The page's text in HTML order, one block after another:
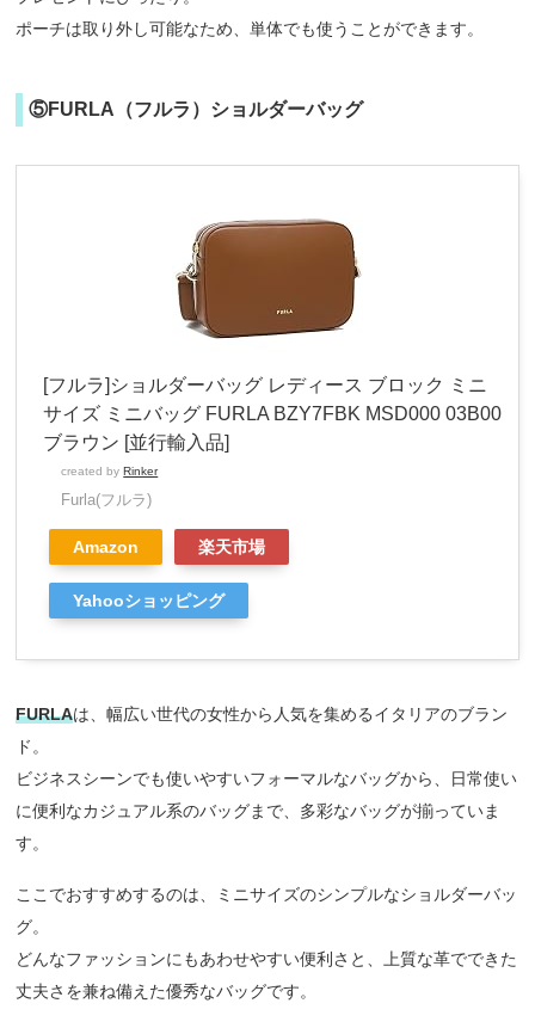
ポーチは取り外し可能なため、単体でも使うことができます。
⑤FURLA（フルラ）ショルダーバッグ
[フルラ]ショルダーバッグ レディース ブロック ミニ
サイズ ミニバッグ FURLA BZY7FBK MSD000 03B00
ブラウン [並行輸入品]
created byRinker
Furla(フルラ)
Amazon 楽天市場
Yahooショッピング
FURLAは、幅広い世代の女性から人気を集めるイタリアのブラン
ド。
ビジネスシーンでも使いやすいフォーマルなバッグから、日常使い
に便利なカジュアル系のバッグまで、多彩なバッグが揃っていま
す。
ここでおすすめするのは、ミニサイズのシンプルなショルダーバッ
グ。
どんなファッションにもあわせやすい便利さと、上質な革でできた
丈夫さを兼ね備えた優秀なバッグです。